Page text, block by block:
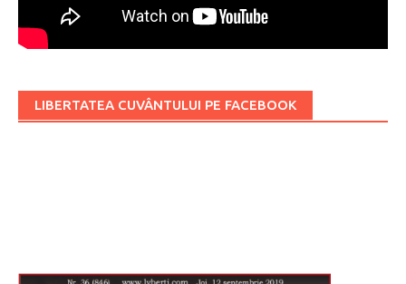
LIBERTATEA CUVÂNTULUI PE FACEBOOK